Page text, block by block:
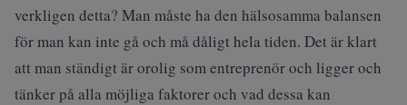
verkligen detta? Man måste ha den hälsosamma balansen
för man kan inte gå och må dåligt hela tiden. Det är klart
att man ständigt är orolig som entreprenör och ligger och
tänker på alla möjliga faktorer och vad dessa kan